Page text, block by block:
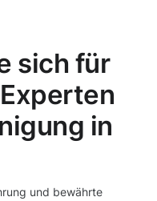
sich für
in
und bewährte